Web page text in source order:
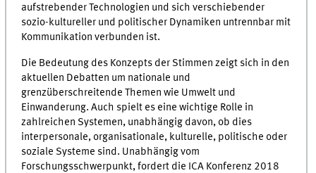
aufstrebender Technologien und sich verschiebender
sozio-kultureller und politischer Dynamiken untrennbar mit
Kommunikation verbunden ist.
Die Bedeutung des Konzepts der Stimmen zeigt sich in den
aktuellen Debatten um nationale und
grenzüberschreitende Themen wie Umwelt und
Einwanderung. Auch spielt es eine wichtige Rolle in
zahlreichen Systemen, unabhängig davon, ob dies
interpersonale, organisationale, kulturelle, politische oder
soziale Systeme sind. Unabhängig vom
Forschungsschwerpunkt, fordert die ICA Konferenz 2018